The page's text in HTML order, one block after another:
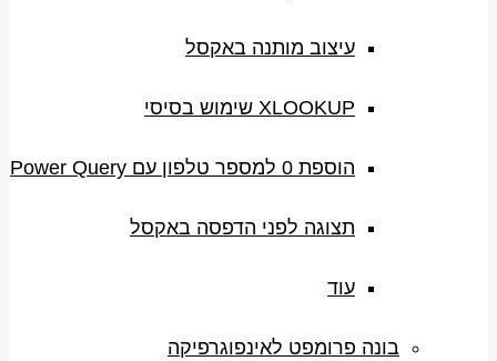
עיצוב מותנה באקסל
XLOOKUP שימוש בסיסי
הוספת 0 למספר טלפון עם Power Query
תצוגה לפני הדפסה באקסל
עוד
בונה פרומפט לאינפוגרפיקה